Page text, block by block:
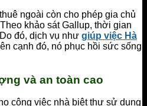
ngoài còn cho phép gia chủ
khảo sát Gallup, thời gian
đó, dịch vụ như giúp việc Hà
cạnh đó, nó phục hồi sức sống
và an toàn cao
công việc nhà biệt thự sử dụng